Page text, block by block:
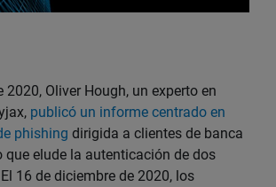
2020, Oliver Hough, un experto en
publicó un informe centrado en
phishing dirigida a clientes de banca
que elude la autenticación de dos
16 de diciembre de 2020, los